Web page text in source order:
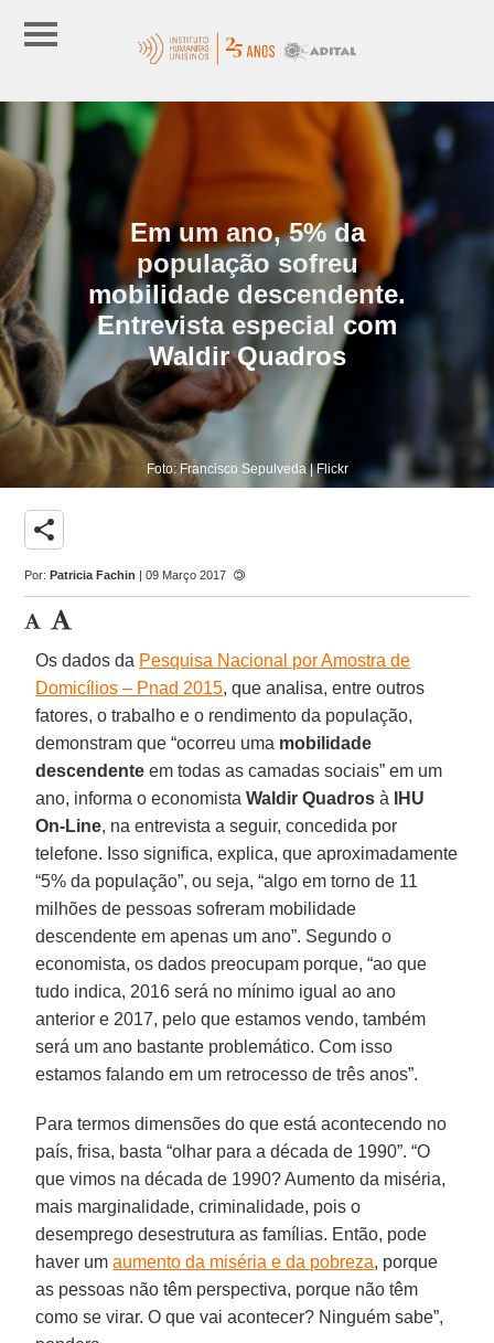
Em um ano, 5% da
população sofreu
mobilidade descendente.
Entrevista especial com
Waldir Quadros
Foto: Francisco Sepulveda | Flickr
share
Por:Patricia Fachin | 09 Março 2017
Os dados da Pesquisa Nacional por Amostra de
Domicílios – Pnad 2015, que analisa, entre outros
fatores, o trabalho e o rendimento da população,
demonstram que “ocorreu uma mobilidade
descendente em todas as camadas sociais” em um
ano, informa o economistaWaldir Quadros à IHU
On-Line, na entrevista a seguir, concedida por
telefone. Isso significa, explica, que aproximadamente
“5% da população”, ou seja, “algo em torno de 11
milhões de pessoas sofreram mobilidade
descendente em apenas um ano”. Segundo o
economista, os dados preocupam porque, “ao que
tudo indica, 2016 será no mínimo igual ao ano
anterior e 2017, pelo que estamos vendo, também
será um ano bastante problemático. Com isso
estamos falando em um retrocesso de três anos”.
Para termos dimensões do que está acontecendo no
país, frisa, basta “olhar para a década de 1990”. “O
que vimos na década de 1990? Aumento da miséria,
mais marginalidade, criminalidade, pois o
desemprego desestrutura as famílias. Então, pode
haver umaumento da miséria e da pobreza, porque
as pessoas não têm perspectiva, porque não têm
como se virar. O que vai acontecer? Ninguém sabe”,